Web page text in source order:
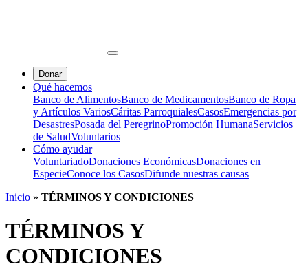
Donar
Qué hacemos
Banco de AlimentosBanco de MedicamentosBanco de Ropa
y Artículos VariosCáritas ParroquialesCasosEmergencias por
DesastresPosada del PeregrinoPromoción HumanaServicios
de SaludVoluntarios
Cómo ayudar
VoluntariadoDonaciones EconómicasDonaciones en
EspecieConoce los CasosDifunde nuestras causas
Inicio » TÉRMINOS Y CONDICIONES
TÉRMINOS Y
CONDICIONES